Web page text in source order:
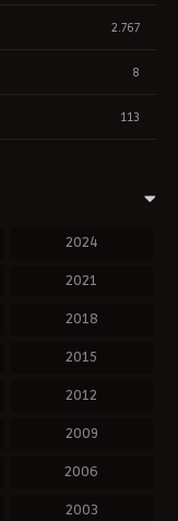
2.767
8
113
2024
2021
2018
2015
2012
2009
2006
2003